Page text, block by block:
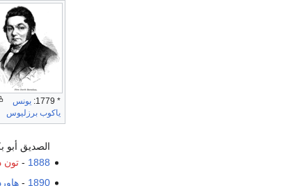
* 1779:
يونس
ياكوب برزليوس
الصديق أبو
1888
-تون
1890
-